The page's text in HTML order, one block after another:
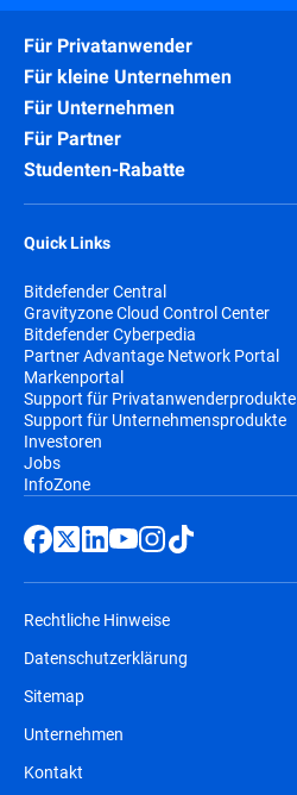
Für Privatanwender
Für kleine Unternehmen
Für Unternehmen
Für Partner
Studenten-Rabatte
Quick Links
Bitdefender Central
Gravityzone Cloud Control Center
Bitdefender Cyberpedia
Partner Advantage Network Portal
Markenportal
Support für Privatanwenderprodukte
Support für Unternehmensprodukte
Investoren
Jobs
InfoZone
Rechtliche Hinweise
Datenschutzerklärung
Sitemap
Unternehmen
Kontakt